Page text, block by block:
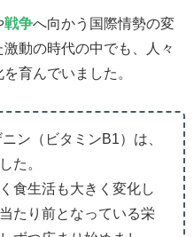
戦争へ向かう国際情勢の変
動の時代の中でも、人々
育んでいました。
ン（ビタミンB1）は、
た。
食生活も大きく変化し
たり前となっている栄